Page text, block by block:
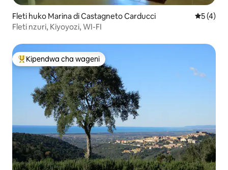
Fleti huko Marina di Castagneto Carducci
5 (4)
Fleti nzuri, Kiyoyozi, WI-FI
Kipendwa maarufu cha wageni
Kipendwa cha wageni